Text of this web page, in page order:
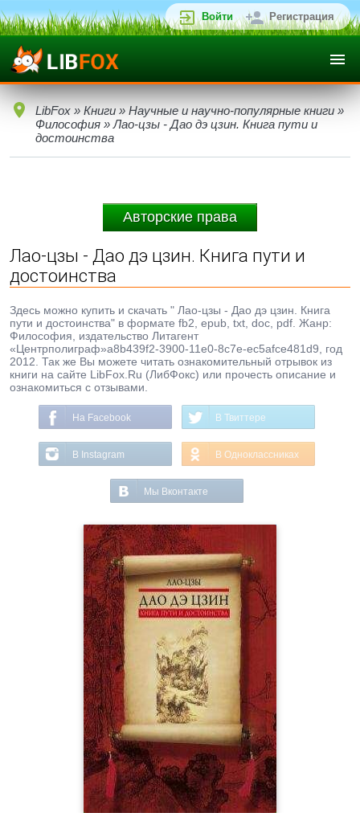
Войти Регистрация
LibFox » Книги » Научные и научно-популярные книги »
Философия » Лао-цзы - Дао дэ цзин. Книга пути и
достоинства
Авторские права
Лао-цзы - Дао дэ цзин. Книга пути и
достоинства
Здесь можно купить и скачать " Лао-цзы - Дао дэ цзин. Книга
пути и достоинства" в формате fb2, epub, txt, doc, pdf. Жанр:
Философия, издательство Литагент
«Центрполиграф»a8b439f2-3900-11e0-8c7e-ec5afce481d9, год
2012. Так же Вы можете читать ознакомительный отрывок из
книги на сайте LibFox.Ru (ЛибФокс) или прочесть описание и
ознакомиться с отзывами.
На Facebook В Твиттере
В Instagram В Одноклассниках
Мы Вконтакте